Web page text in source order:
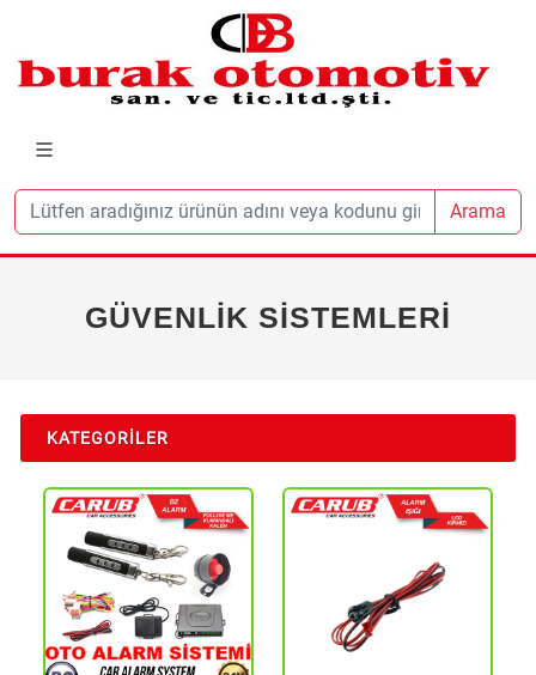
Arama
GÜVENLİK SİSTEMLERİ
KATEGORILER